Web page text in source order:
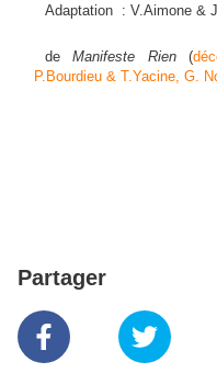
Adaptation : V.Aimone &
deManifeste Rien(
P.Bourdieu & T.Yacine, G.
Partager